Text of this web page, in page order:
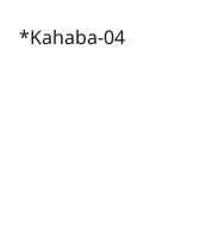
*Kahaba-04